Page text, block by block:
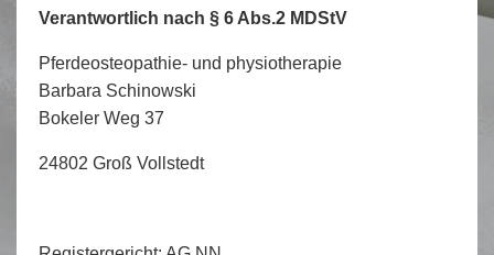
Verantwortlich nach § 6 Abs.2 MDStV
Pferdeosteopathie- und physiotherapie
Barbara Schinowski
Bokeler Weg 37
24802 Groß Vollstedt